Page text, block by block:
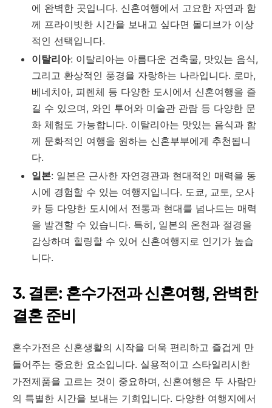
에 완벽한 곳입니다. 신혼여행에서 고요한 자연과 함
께 프라이빗한 시간을 보내고 싶다면 몰디브가 이상
적인 선택입니다.
이탈리아: 이탈리아는 아름다운 건축물, 맛있는 음식,
그리고 환상적인 풍경을 자랑하는 나라입니다. 로마,
베네치아, 피렌체 등 다양한 도시에서 신혼여행을 즐
길 수 있으며, 와인 투어와 미술관 관람 등 다양한 문
화 체험도 가능합니다. 이탈리아는 맛있는 음식과 함
께 문화적인 여행을 원하는 신혼부부에게 추천됩니
다.
일본: 일본은 근사한 자연경관과 현대적인 매력을 동
시에 경험할 수 있는 여행지입니다. 도쿄, 교토, 오사
카 등 다양한 도시에서 전통과 현대를 넘나드는 매력
을 발견할 수 있습니다. 특히, 일본의 온천과 절경을
감상하며 힐링할 수 있어 신혼여행지로 인기가 높습
니다.
3. 결론: 혼수가전과 신혼여행, 완벽한
결혼 준비
혼수가전은 신혼생활의 시작을 더욱 편리하고 즐겁게 만
들어주는 중요한 요소입니다. 실용적이고 스타일리시한
가전제품을 고르는 것이 중요하며, 신혼여행은 두 사람만
의 특별한 시간을 보내는 기회입니다. 다양한 여행지에서